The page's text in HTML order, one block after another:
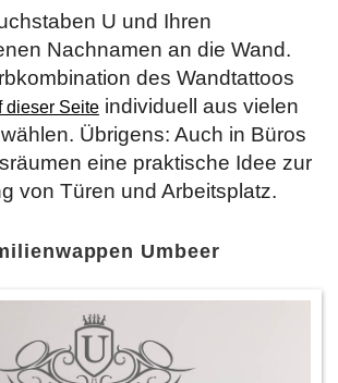
U und Ihren
Nachnamen an die Wand.
des Wandtattoos
dieser Seite individuell aus vielen
Übrigens: Auch in Büros
eine praktische Idee zur
von Türen und Arbeitsplatz.
Umbeer